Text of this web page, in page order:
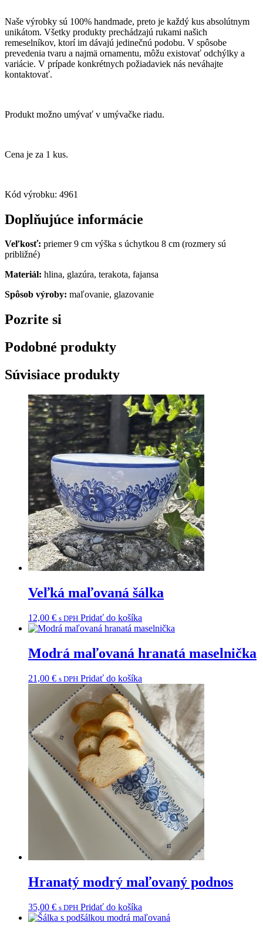
Naše výrobky sú 100% handmade, preto je každý kus absolútnym
unikátom. Všetky produkty prechádzajú rukami našich
remeselníkov, ktorí im dávajú jedinečnú podobu. V spôsobe
prevedenia tvaru a najmä ornamentu, môžu existovať odchýlky a
variácie. V prípade konkrétnych požiadaviek nás neváhajte
kontaktovať.
Produkt možno umývať v umývačke riadu.
Cena je za 1 kus.
Kód výrobku: 4961
Doplňujúce informácie
Veľkosť: priemer 9 cm výška s úchytkou 8 cm (rozmery sú
približné)
Materiál: hlina, glazúra, terakota, fajansa
Spôsob výroby: maľovanie, glazovanie
Pozrite si
Podobné produkty
Súvisiace produkty
Veľká maľovaná šálka
12,00 € s DPH Pridať do košíka
Modrá maľovaná hranatá maselnička
21,00 € s DPH Pridať do košíka
Hranatý modrý maľovaný podnos
35,00 € s DPH Pridať do košíka